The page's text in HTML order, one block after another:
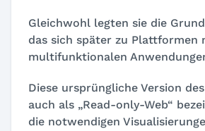
Gleichwohl legten sie die
das sich später zu Plattformen
multifunktionalen
Diese ursprüngliche Version
auch als „Read-only-Web“
die notwendigen